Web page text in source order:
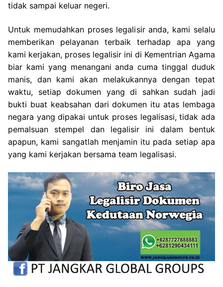
tidak sampai keluar negeri.
Untuk memudahkan proses legalisir anda, kami selalu
memberikan pelayanan terbaik terhadap apa yang
kami kerjakan, proses legalisir ini di Kementrian Agama
biar kami yang menangani anda cuma tinggal duduk
manis, dan kami akan melakukannya dengan tepat
waktu, setiap dokumen yang di sahkan sudah jadi
bukti buat keabsahan dari dokumen itu atas lembaga
negara yang dipakai untuk proses legalisasi, tidak ada
pemalsuan stempel dan legalisir ini dalam bentuk
apapun, kami sangatlah menjamin itu pada setiap apa
yang kami kerjakan bersama team legalisasi.